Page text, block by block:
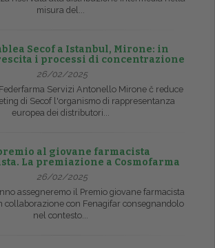
misura del...
Secof a Istanbul, Mirone: in
i processi di concentrazione
26/02/2025
Servizi Antonello Mirone č reduce
di Secof l'organismo di rappresentanza
europea dei distributori...
al giovane farmacista
La premiazione a Cosmofarma
26/02/2025
assegneremo il Premio giovane farmacista
collaborazione con Fenagifar consegnandolo
nel contesto...